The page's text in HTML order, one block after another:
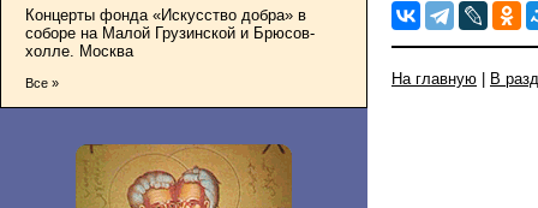
Концерты фонда «Искусство добра» в
соборе на Малой Грузинской и Брюсов-
холле. Москва
Все » На главную В